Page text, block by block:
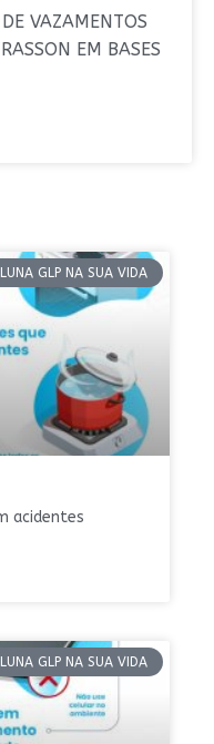
VAZAMENTOS
EM BASES
GLP NA SUA VIDA
acidentes
GLP NA SUA VIDA